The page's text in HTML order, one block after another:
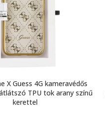
X Guess 4G kameravédős
TPU tok arany színű
kerettel